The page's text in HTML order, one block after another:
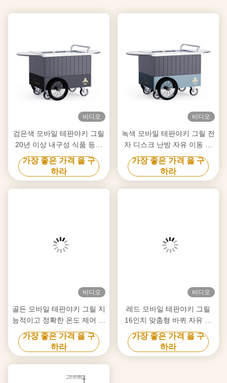
비디오
검은색 모바일 테판야키 그릴
20년 이상 내구성 식품 등급
보드 히바치 그릴 테이블
가장 좋은 가격 을 구
하라
비디오
녹색 모바일 테판야키 그릴 전
자 디스크 난방 자유 이동 식
품 등급 보드 히바치 그릴 테
이블
가장 좋은 가격 을 구
하라
비디오
골든 모바일 테판야키 그릴 지
능적이고 정확한 온도 제어 자
유 이동 식품 등급 보드 히바
치 그릴 테이블
가장 좋은 가격 을 구
하라
비디오
레드 모바일 테판야키 그릴
16인치 맞춤형 바퀴 자유 이
동 식품 등급 재료 히바치 그
릴 테이블
가장 좋은 가격 을 구
하라